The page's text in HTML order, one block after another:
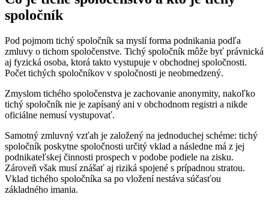
spoločník
Pod pojmom tichý spoločník sa myslí forma podnikania podľa
zmluvy o tichom spoločenstve. Tichý spoločník môže byť právnická
aj fyzická osoba, ktorá takto vystupuje v obchodnej spoločnosti.
Počet tichých spoločníkov v spoločnosti je neobmedzený.
Zmyslom tichého spoločenstva je zachovanie anonymity, nakoľko
tichý spoločník nie je zapísaný ani v obchodnom registri a nikde
oficiálne nemusí vystupovať.
Samotný zmluvný vzťah je založený na jednoduchej schéme: tichý
spoločník poskytne spoločnosti určitý vklad a následne má z jej
podnikateľskej činnosti prospech v podobe podiele na zisku.
Zároveň však musí znášať aj riziká spojené s prípadnou stratou.
Vklad tichého spoločníka sa po vložení nestáva súčasťou
základného imania.